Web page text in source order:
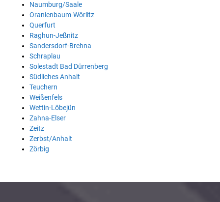
Naumburg/Saale
Oranienbaum-Wörlitz
Querfurt
Raghun-Jeßnitz
Sandersdorf-Brehna
Schraplau
Solestadt Bad Dürrenberg
Südliches Anhalt
Teuchern
Weißenfels
Wettin-Löbejün
Zahna-Elser
Zeitz
Zerbst/Anhalt
Zörbig